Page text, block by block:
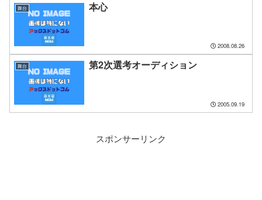
舞台 本心
2008.08.26
舞台 第2次選考オーディション
2005.09.19
スポンサーリンク